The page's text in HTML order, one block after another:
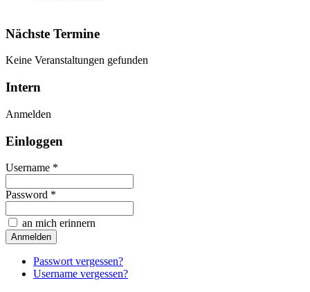
Nächste Termine
Keine Veranstaltungen gefunden
Intern
Anmelden
Einloggen
Username *
Password *
an mich erinnern
Passwort vergessen?
Username vergessen?